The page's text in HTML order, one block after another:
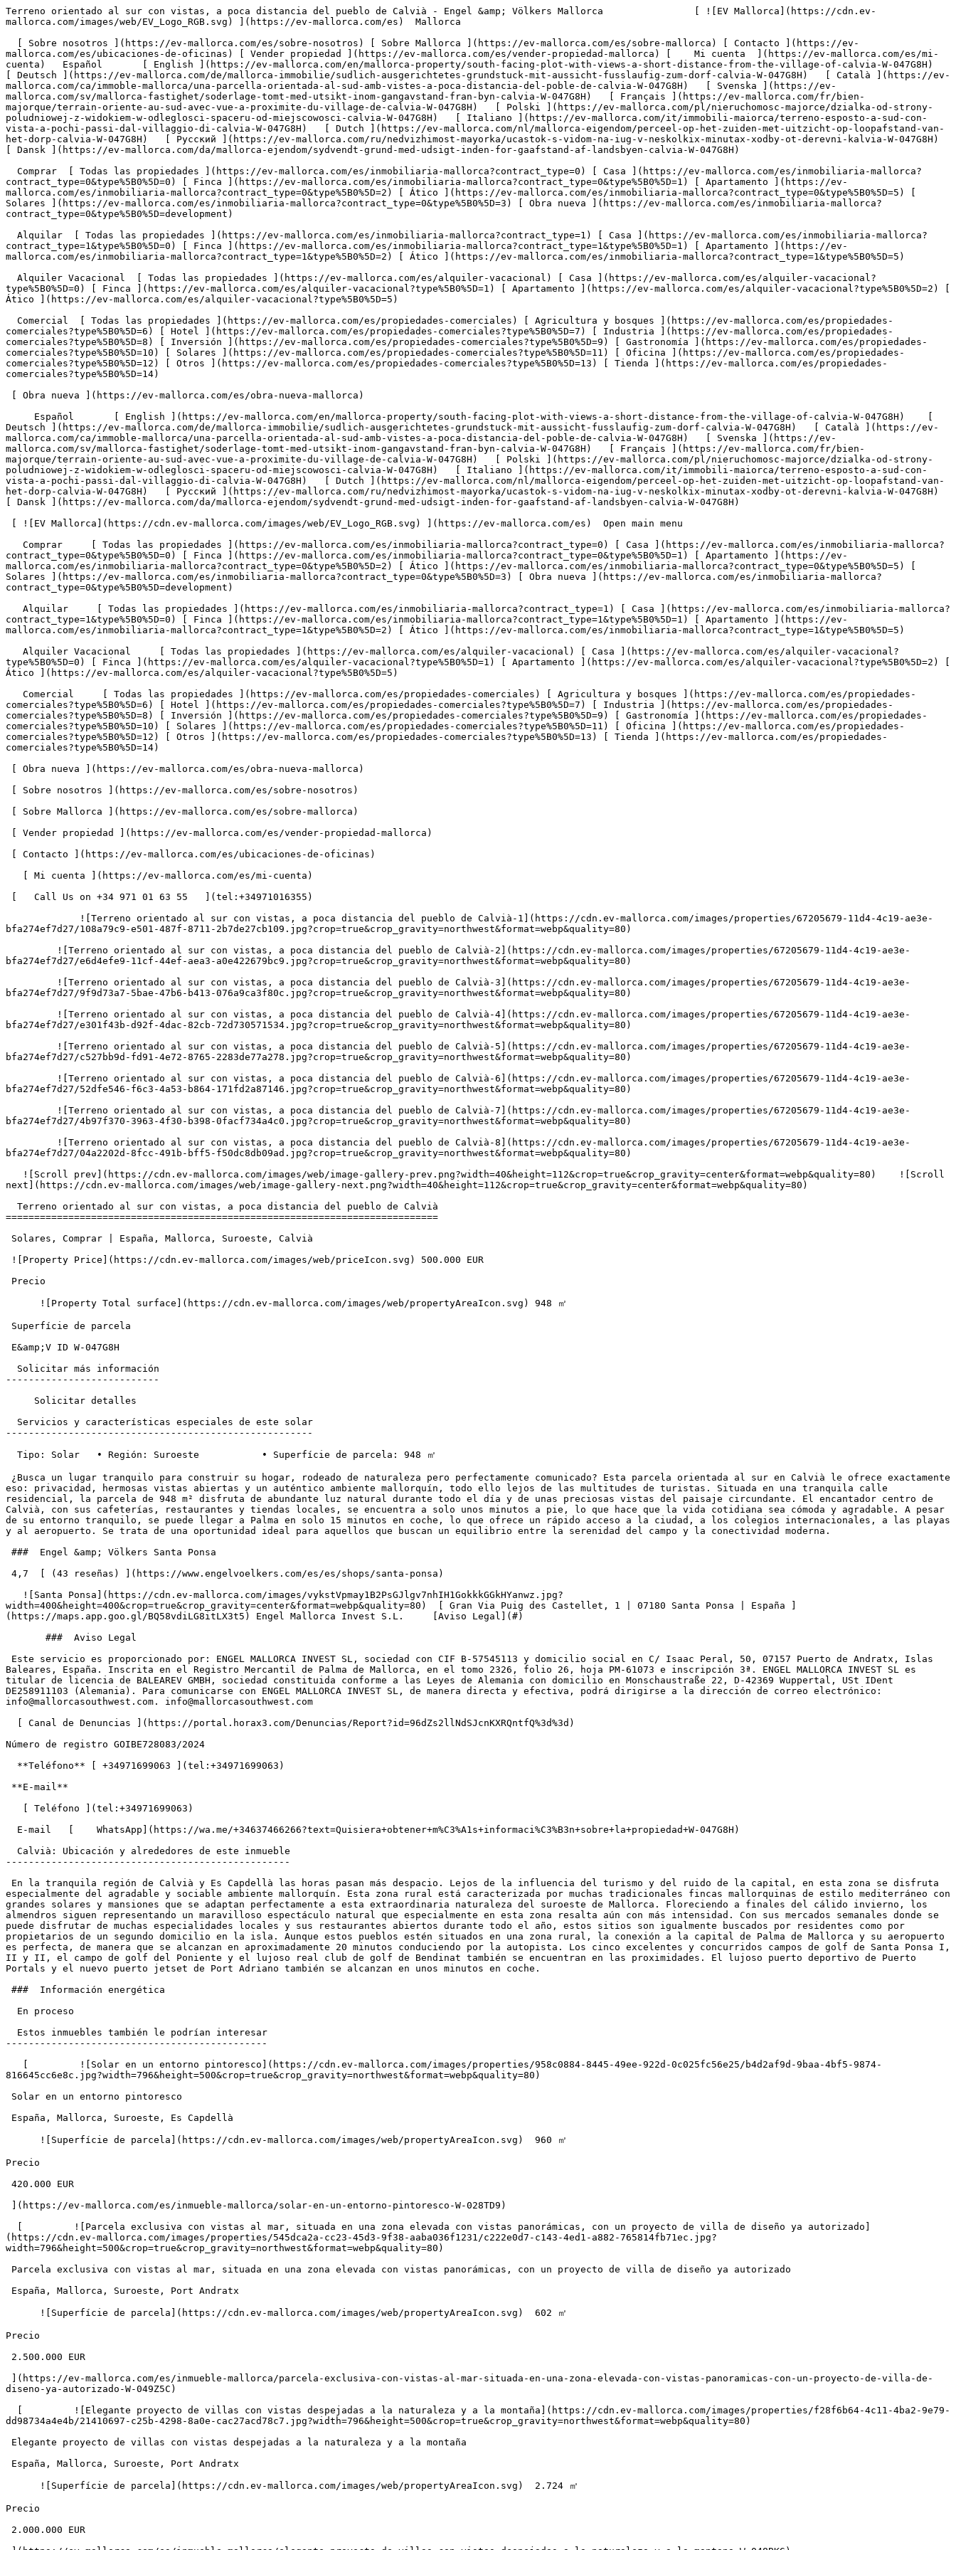
Terreno orientado al sur con vistas, a poca distancia del pueblo de Calvià - Engel &amp; Völkers Mallorca                [ ![EV Mallorca](https://cdn.ev-mallorca.com/images/web/EV_Logo_RGB.svg) ](https://ev-mallorca.com/es)  Mallorca  

  [ Sobre nosotros ](https://ev-mallorca.com/es/sobre-nosotros) [ Sobre Mallorca ](https://ev-mallorca.com/es/sobre-mallorca) [ Contacto ](https://ev-mallorca.com/es/ubicaciones-de-oficinas) [ Vender propiedad ](https://ev-mallorca.com/es/vender-propiedad-mallorca) [    Mi cuenta  ](https://ev-mallorca.com/es/mi-cuenta)   Español       [ English ](https://ev-mallorca.com/en/mallorca-property/south-facing-plot-with-views-a-short-distance-from-the-village-of-calvia-W-047G8H)    [ Deutsch ](https://ev-mallorca.com/de/mallorca-immobilie/sudlich-ausgerichtetes-grundstuck-mit-aussicht-fusslaufig-zum-dorf-calvia-W-047G8H)   [ Català ](https://ev-mallorca.com/ca/immoble-mallorca/una-parcella-orientada-al-sud-amb-vistes-a-poca-distancia-del-poble-de-calvia-W-047G8H)   [ Svenska ](https://ev-mallorca.com/sv/mallorca-fastighet/soderlage-tomt-med-utsikt-inom-gangavstand-fran-byn-calvia-W-047G8H)   [ Français ](https://ev-mallorca.com/fr/bien-majorque/terrain-oriente-au-sud-avec-vue-a-proximite-du-village-de-calvia-W-047G8H)   [ Polski ](https://ev-mallorca.com/pl/nieruchomosc-majorce/dzialka-od-strony-poludniowej-z-widokiem-w-odleglosci-spaceru-od-miejscowosci-calvia-W-047G8H)   [ Italiano ](https://ev-mallorca.com/it/immobili-maiorca/terreno-esposto-a-sud-con-vista-a-pochi-passi-dal-villaggio-di-calvia-W-047G8H)   [ Dutch ](https://ev-mallorca.com/nl/mallorca-eigendom/perceel-op-het-zuiden-met-uitzicht-op-loopafstand-van-het-dorp-calvia-W-047G8H)   [ Русский ](https://ev-mallorca.com/ru/nedvizhimost-mayorka/ucastok-s-vidom-na-iug-v-neskolkix-minutax-xodby-ot-derevni-kalvia-W-047G8H)   [ Dansk ](https://ev-mallorca.com/da/mallorca-ejendom/sydvendt-grund-med-udsigt-inden-for-gaafstand-af-landsbyen-calvia-W-047G8H)   

  Comprar  [ Todas las propiedades ](https://ev-mallorca.com/es/inmobiliaria-mallorca?contract_type=0) [ Casa ](https://ev-mallorca.com/es/inmobiliaria-mallorca?contract_type=0&type%5B0%5D=0) [ Finca ](https://ev-mallorca.com/es/inmobiliaria-mallorca?contract_type=0&type%5B0%5D=1) [ Apartamento ](https://ev-mallorca.com/es/inmobiliaria-mallorca?contract_type=0&type%5B0%5D=2) [ Ático ](https://ev-mallorca.com/es/inmobiliaria-mallorca?contract_type=0&type%5B0%5D=5) [ Solares ](https://ev-mallorca.com/es/inmobiliaria-mallorca?contract_type=0&type%5B0%5D=3) [ Obra nueva ](https://ev-mallorca.com/es/inmobiliaria-mallorca?contract_type=0&type%5B0%5D=development) 

  Alquilar  [ Todas las propiedades ](https://ev-mallorca.com/es/inmobiliaria-mallorca?contract_type=1) [ Casa ](https://ev-mallorca.com/es/inmobiliaria-mallorca?contract_type=1&type%5B0%5D=0) [ Finca ](https://ev-mallorca.com/es/inmobiliaria-mallorca?contract_type=1&type%5B0%5D=1) [ Apartamento ](https://ev-mallorca.com/es/inmobiliaria-mallorca?contract_type=1&type%5B0%5D=2) [ Ático ](https://ev-mallorca.com/es/inmobiliaria-mallorca?contract_type=1&type%5B0%5D=5) 

  Alquiler Vacacional  [ Todas las propiedades ](https://ev-mallorca.com/es/alquiler-vacacional) [ Casa ](https://ev-mallorca.com/es/alquiler-vacacional?type%5B0%5D=0) [ Finca ](https://ev-mallorca.com/es/alquiler-vacacional?type%5B0%5D=1) [ Apartamento ](https://ev-mallorca.com/es/alquiler-vacacional?type%5B0%5D=2) [ Ático ](https://ev-mallorca.com/es/alquiler-vacacional?type%5B0%5D=5) 

  Comercial  [ Todas las propiedades ](https://ev-mallorca.com/es/propiedades-comerciales) [ Agricultura y bosques ](https://ev-mallorca.com/es/propiedades-comerciales?type%5B0%5D=6) [ Hotel ](https://ev-mallorca.com/es/propiedades-comerciales?type%5B0%5D=7) [ Industria ](https://ev-mallorca.com/es/propiedades-comerciales?type%5B0%5D=8) [ Inversión ](https://ev-mallorca.com/es/propiedades-comerciales?type%5B0%5D=9) [ Gastronomía ](https://ev-mallorca.com/es/propiedades-comerciales?type%5B0%5D=10) [ Solares ](https://ev-mallorca.com/es/propiedades-comerciales?type%5B0%5D=11) [ Oficina ](https://ev-mallorca.com/es/propiedades-comerciales?type%5B0%5D=12) [ Otros ](https://ev-mallorca.com/es/propiedades-comerciales?type%5B0%5D=13) [ Tienda ](https://ev-mallorca.com/es/propiedades-comerciales?type%5B0%5D=14) 

 [ Obra nueva ](https://ev-mallorca.com/es/obra-nueva-mallorca) 

     Español       [ English ](https://ev-mallorca.com/en/mallorca-property/south-facing-plot-with-views-a-short-distance-from-the-village-of-calvia-W-047G8H)    [ Deutsch ](https://ev-mallorca.com/de/mallorca-immobilie/sudlich-ausgerichtetes-grundstuck-mit-aussicht-fusslaufig-zum-dorf-calvia-W-047G8H)   [ Català ](https://ev-mallorca.com/ca/immoble-mallorca/una-parcella-orientada-al-sud-amb-vistes-a-poca-distancia-del-poble-de-calvia-W-047G8H)   [ Svenska ](https://ev-mallorca.com/sv/mallorca-fastighet/soderlage-tomt-med-utsikt-inom-gangavstand-fran-byn-calvia-W-047G8H)   [ Français ](https://ev-mallorca.com/fr/bien-majorque/terrain-oriente-au-sud-avec-vue-a-proximite-du-village-de-calvia-W-047G8H)   [ Polski ](https://ev-mallorca.com/pl/nieruchomosc-majorce/dzialka-od-strony-poludniowej-z-widokiem-w-odleglosci-spaceru-od-miejscowosci-calvia-W-047G8H)   [ Italiano ](https://ev-mallorca.com/it/immobili-maiorca/terreno-esposto-a-sud-con-vista-a-pochi-passi-dal-villaggio-di-calvia-W-047G8H)   [ Dutch ](https://ev-mallorca.com/nl/mallorca-eigendom/perceel-op-het-zuiden-met-uitzicht-op-loopafstand-van-het-dorp-calvia-W-047G8H)   [ Русский ](https://ev-mallorca.com/ru/nedvizhimost-mayorka/ucastok-s-vidom-na-iug-v-neskolkix-minutax-xodby-ot-derevni-kalvia-W-047G8H)   [ Dansk ](https://ev-mallorca.com/da/mallorca-ejendom/sydvendt-grund-med-udsigt-inden-for-gaafstand-af-landsbyen-calvia-W-047G8H)   

 [ ![EV Mallorca](https://cdn.ev-mallorca.com/images/web/EV_Logo_RGB.svg) ](https://ev-mallorca.com/es)  Open main menu    

   Comprar     [ Todas las propiedades ](https://ev-mallorca.com/es/inmobiliaria-mallorca?contract_type=0) [ Casa ](https://ev-mallorca.com/es/inmobiliaria-mallorca?contract_type=0&type%5B0%5D=0) [ Finca ](https://ev-mallorca.com/es/inmobiliaria-mallorca?contract_type=0&type%5B0%5D=1) [ Apartamento ](https://ev-mallorca.com/es/inmobiliaria-mallorca?contract_type=0&type%5B0%5D=2) [ Ático ](https://ev-mallorca.com/es/inmobiliaria-mallorca?contract_type=0&type%5B0%5D=5) [ Solares ](https://ev-mallorca.com/es/inmobiliaria-mallorca?contract_type=0&type%5B0%5D=3) [ Obra nueva ](https://ev-mallorca.com/es/inmobiliaria-mallorca?contract_type=0&type%5B0%5D=development) 

   Alquilar     [ Todas las propiedades ](https://ev-mallorca.com/es/inmobiliaria-mallorca?contract_type=1) [ Casa ](https://ev-mallorca.com/es/inmobiliaria-mallorca?contract_type=1&type%5B0%5D=0) [ Finca ](https://ev-mallorca.com/es/inmobiliaria-mallorca?contract_type=1&type%5B0%5D=1) [ Apartamento ](https://ev-mallorca.com/es/inmobiliaria-mallorca?contract_type=1&type%5B0%5D=2) [ Ático ](https://ev-mallorca.com/es/inmobiliaria-mallorca?contract_type=1&type%5B0%5D=5) 

   Alquiler Vacacional     [ Todas las propiedades ](https://ev-mallorca.com/es/alquiler-vacacional) [ Casa ](https://ev-mallorca.com/es/alquiler-vacacional?type%5B0%5D=0) [ Finca ](https://ev-mallorca.com/es/alquiler-vacacional?type%5B0%5D=1) [ Apartamento ](https://ev-mallorca.com/es/alquiler-vacacional?type%5B0%5D=2) [ Ático ](https://ev-mallorca.com/es/alquiler-vacacional?type%5B0%5D=5) 

   Comercial     [ Todas las propiedades ](https://ev-mallorca.com/es/propiedades-comerciales) [ Agricultura y bosques ](https://ev-mallorca.com/es/propiedades-comerciales?type%5B0%5D=6) [ Hotel ](https://ev-mallorca.com/es/propiedades-comerciales?type%5B0%5D=7) [ Industria ](https://ev-mallorca.com/es/propiedades-comerciales?type%5B0%5D=8) [ Inversión ](https://ev-mallorca.com/es/propiedades-comerciales?type%5B0%5D=9) [ Gastronomía ](https://ev-mallorca.com/es/propiedades-comerciales?type%5B0%5D=10) [ Solares ](https://ev-mallorca.com/es/propiedades-comerciales?type%5B0%5D=11) [ Oficina ](https://ev-mallorca.com/es/propiedades-comerciales?type%5B0%5D=12) [ Otros ](https://ev-mallorca.com/es/propiedades-comerciales?type%5B0%5D=13) [ Tienda ](https://ev-mallorca.com/es/propiedades-comerciales?type%5B0%5D=14) 

 [ Obra nueva ](https://ev-mallorca.com/es/obra-nueva-mallorca) 

 [ Sobre nosotros ](https://ev-mallorca.com/es/sobre-nosotros) 

 [ Sobre Mallorca ](https://ev-mallorca.com/es/sobre-mallorca) 

 [ Vender propiedad ](https://ev-mallorca.com/es/vender-propiedad-mallorca) 

 [ Contacto ](https://ev-mallorca.com/es/ubicaciones-de-oficinas) 

   [ Mi cuenta ](https://ev-mallorca.com/es/mi-cuenta) 

 [   Call Us on +34 971 01 63 55   ](tel:+34971016355) 

             ![Terreno orientado al sur con vistas, a poca distancia del pueblo de Calvià-1](https://cdn.ev-mallorca.com/images/properties/67205679-11d4-4c19-ae3e-bfa274ef7d27/108a79c9-e501-487f-8711-2b7de27cb109.jpg?crop=true&crop_gravity=northwest&format=webp&quality=80)  

         ![Terreno orientado al sur con vistas, a poca distancia del pueblo de Calvià-2](https://cdn.ev-mallorca.com/images/properties/67205679-11d4-4c19-ae3e-bfa274ef7d27/e6d4efe9-11cf-44ef-aea3-a0e422679bc9.jpg?crop=true&crop_gravity=northwest&format=webp&quality=80)  

         ![Terreno orientado al sur con vistas, a poca distancia del pueblo de Calvià-3](https://cdn.ev-mallorca.com/images/properties/67205679-11d4-4c19-ae3e-bfa274ef7d27/9f9d73a7-5bae-47b6-b413-076a9ca3f80c.jpg?crop=true&crop_gravity=northwest&format=webp&quality=80)  

         ![Terreno orientado al sur con vistas, a poca distancia del pueblo de Calvià-4](https://cdn.ev-mallorca.com/images/properties/67205679-11d4-4c19-ae3e-bfa274ef7d27/e301f43b-d92f-4dac-82cb-72d730571534.jpg?crop=true&crop_gravity=northwest&format=webp&quality=80)  

         ![Terreno orientado al sur con vistas, a poca distancia del pueblo de Calvià-5](https://cdn.ev-mallorca.com/images/properties/67205679-11d4-4c19-ae3e-